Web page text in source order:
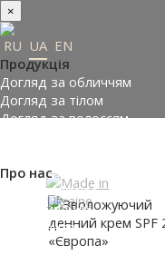
×
RU UA EN
Продукція
Догляд за обличчям
Догляд за тілом
Догляд за волоссям
Про нас
Made in Ukraine
Про компанію
Прес-центр